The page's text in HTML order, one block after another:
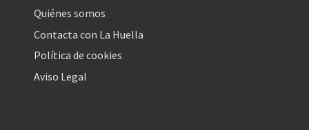
Quiénes somos
Contacta con La Huella
Política de cookies
Aviso Legal